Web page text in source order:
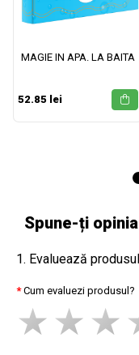
MAGIE IN APA. LA BAITA
52.85 lei
Spune-ți opinia
1. Evaluează produsul
Cum evaluezi produsul?